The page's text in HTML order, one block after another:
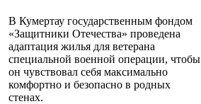
В Кумертау государственным фондом
«Защитники Отечества» проведена
адаптация жилья для ветерана
специальной военной операции, чтобы
он чувствовал себя максимально
комфортно и безопасно в родных
стенах.